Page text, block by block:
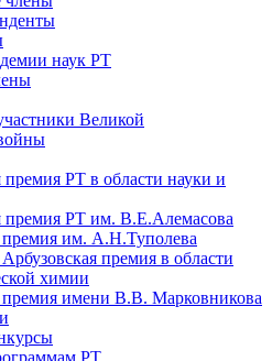
наук РТ
Великой
премия РТ в области науки и
премия РТ им. В.Е.Алемасова
им. А.Н.Туполева
премия в области
химии
имени В.В. Марковникова
РТ